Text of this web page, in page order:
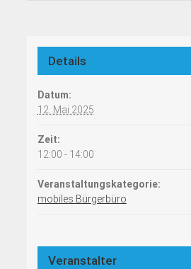
Details
Datum:
12. Mai 2025
Zeit:
12:00 - 14:00
Veranstaltungskategorie:
mobiles Bürgerbüro
Veranstalter